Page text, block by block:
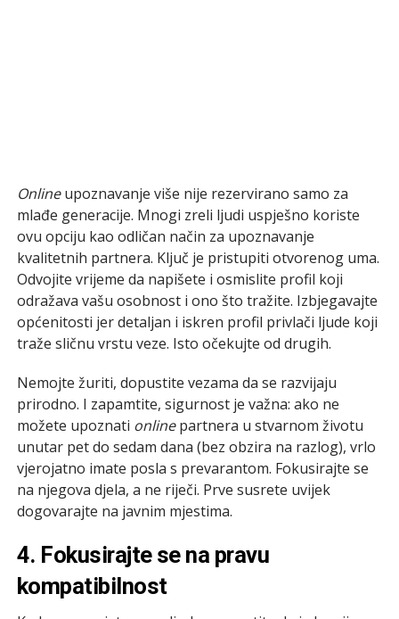
Onlineupoznavanje više nije rezervirano samo za
mlađe generacije. Mnogi zreli ljudi uspješno koriste
ovu opciju kao odličan način za upoznavanje
kvalitetnih partnera. Ključ je pristupiti otvorenog uma.
Odvojite vrijeme da napišete i osmislite profil koji
odražava vašu osobnost i ono što tražite. Izbjegavajte
općenitosti jer detaljan i iskren profil privlači ljude koji
traže sličnu vrstu veze. Isto očekujte od drugih.
Nemojte žuriti, dopustite vezama da se razvijaju
prirodno. I zapamtite, sigurnost je važna: ako ne
možete upoznati onlinepartnera u stvarnom životu
unutar pet do sedam dana (bez obzira na razlog), vrlo
vjerojatno imate posla s prevarantom. Fokusirajte se
na njegova djela, a ne riječi. Prve susrete uvijek
dogovarajte na javnim mjestima.
4. Fokusirajte se na pravu
kompatibilnost